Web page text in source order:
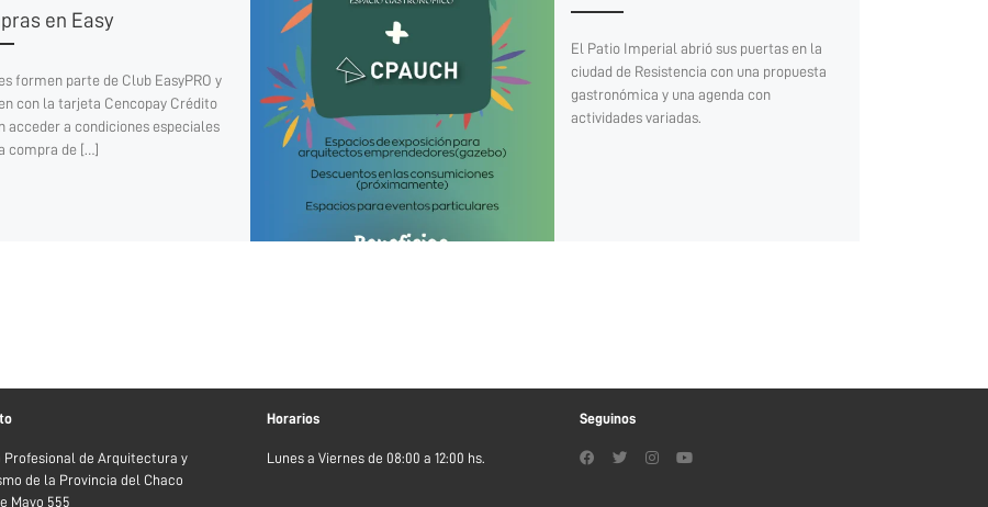
en Easy
formen parte de Club EasyPRO y
con la tarjeta Cencopay Crédito
acceder a condiciones especiales
compra de […]
El Patio Imperial abrió sus puertas en la
ciudad de Resistencia con una propuesta
gastronómica y una agenda con
actividades variadas.
Profesional de Arquitectura y
de la Provincia del Chaco
Mayo 555
Horarios
Lunes a Viernes de 08:00 a 12:00 hs.
Seguinos